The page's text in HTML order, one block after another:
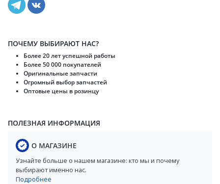
ПОЧЕМУ ВЫБИРАЮТ НАС?
Более 20 лет успешной работы
Более 50 000 покупателей
Оригинальные запчасти
Огромный выбор запчастей
Оптовые цены в розинцу
ПОЛЕЗНАЯ ИНФОРМАЦИЯ
О МАГАЗИНЕ
Узнайте больше о нашем магазине: кто мы и почему
выбирают именно нас.
Подробнее